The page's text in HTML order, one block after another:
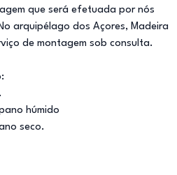
que será efetuada por nós
arquipélago dos Açores, Madeira
de montagem sob consulta.
húmido
seco.